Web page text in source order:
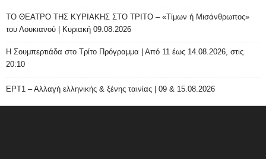
ΤΟ ΘΕΑΤΡΟ ΤΗΣ ΚΥΡΙΑΚΗΣ ΣΤΟ ΤΡΙΤΟ – «Τίμων ή Μισάνθρωπος»
του Λουκιανού | Κυριακή 09.08.2026
H Σουμπερτιάδα στο Τρίτο Πρόγραμμα | Από 11 έως 14.08.2026, στις
20:10
ΕΡΤ1 – Αλλαγή ελληνικής & ξένης ταινίας | 09 & 15.08.2026